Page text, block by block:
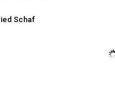
Schaf